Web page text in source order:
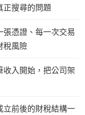
正搜尋的問題
憑證、每一次交易
稅風險
入開始，把公司架
立前後的財稅結構一